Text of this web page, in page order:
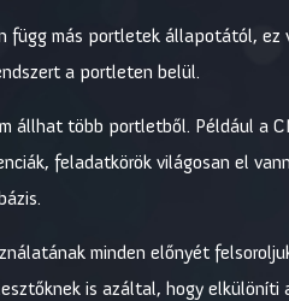
más portletek állapotától,
a portleten belül.
állhat több portletből. Például
feladatkörök világosan el
minden előnyét
is azáltal, hogy